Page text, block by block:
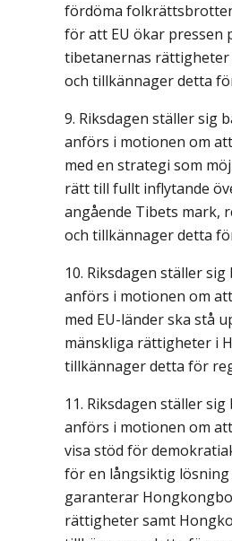
fördöma
för att EU ökar pressen
tibetanernas rättigheter
och tillkännager detta
Riksdagen ställer sig
anförs i motionen om
med en strategi som
rätt till fullt inflytande
angående Tibets mark,
och tillkännager detta
Riksdagen ställer sig
anförs i motionen om
med EU-länder ska stå
mänskliga rättigheter i
tillkännager detta för
Riksdagen ställer sig
anförs i motionen om
visa stöd för
för en långsiktig
garanterar
rättigheter samt